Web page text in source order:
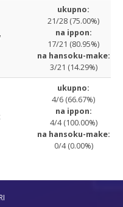
ukupno:
21/28 (75.00%)
na ippon:
17/21 (80.95%)
na hansoku-make:
3/21 (14.29%)
ukupno:
4/6 (66.67%)
na ippon:
4/4 (100.00%)
na hansoku-make:
0/4 (0.00%)